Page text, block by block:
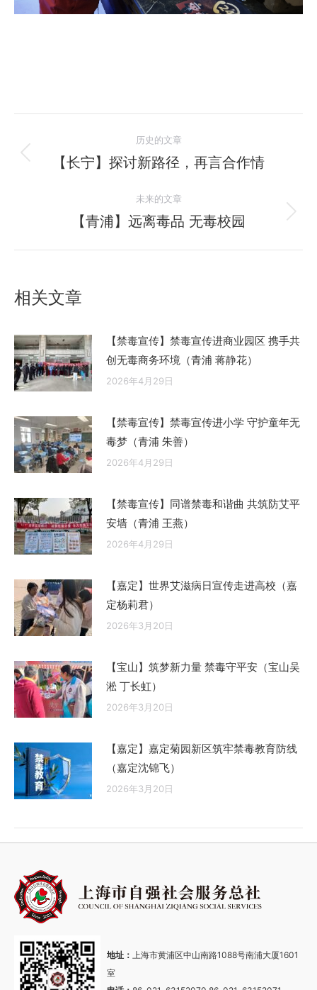
章
历史的文章
历
的
文
【长宁】探讨新路径，再言合作情
未来的文章
未
【青浦】远离毒品 无毒校园
相关文章
【禁毒宣传】禁毒宣传进商业园区 携手共
创无毒商务环境（青浦 蒋静花）
2026年4月29日
【禁毒宣传】禁毒宣传进小学 守护童年无
毒梦（青浦 朱善）
2026年4月29日
【禁毒宣传】同谱禁毒和谐曲 共筑防艾平
安墙（青浦 王燕）
2026年4月29日
【嘉定】世界艾滋病日宣传走进高校（嘉
定杨莉君）
2026年3月20日
【宝山】筑梦新力量 禁毒守平安（宝山吴
淞 丁长虹）
2026年3月20日
【嘉定】嘉定菊园新区筑牢禁毒教育防线
（嘉定沈锦飞）
2026年3月20日
地址： 上海市黄浦区中山南路1088号南浦大厦1601
室